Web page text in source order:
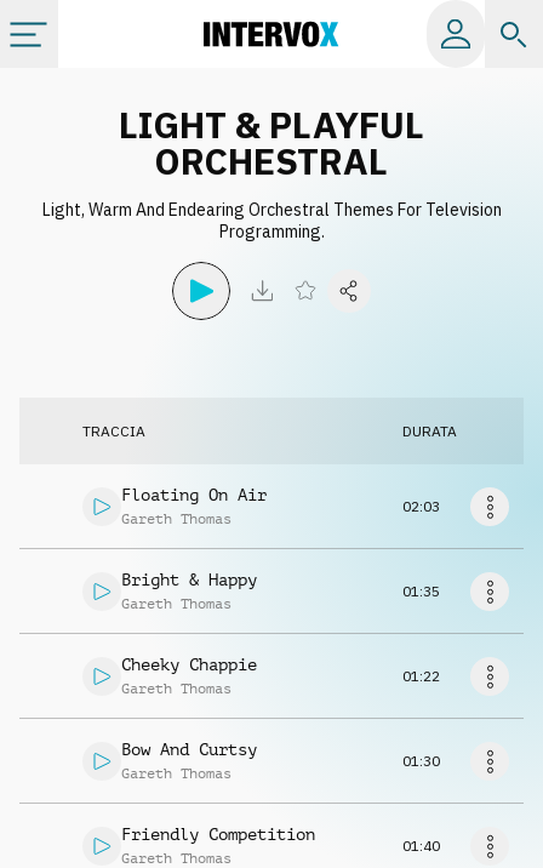
Richiedi musica
LIGHT & PLAYFUL
ORCHESTRAL
Light, Warm And Endearing Orchestral Themes For Television
Programming.
TRACCIA DURATA
Floating On Air
Gareth Thomas
02:03
Bright & Happy
Gareth Thomas
01:35
Cheeky Chappie
Gareth Thomas
01:22
Bow And Curtsy
Gareth Thomas
01:30
Friendly Competition
Gareth Thomas
01:40